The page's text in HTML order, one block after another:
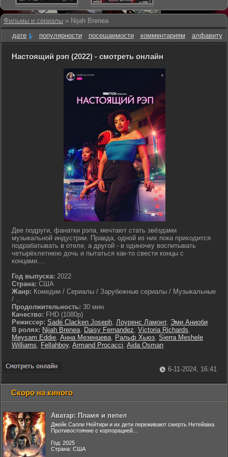
Фильмы и сериалы » Nijah Brenea
дате
популярности посещаемости комментариям алфавиту
Настоящий рэп (2022) - смотреть онлайн
Две подруги, фанатки рэпа, мечтают стать звёздами
музыкальной индустрии. Правда, одной из них пока приходится
подрабатывать в отеле, а другой - в одиночку воспитывать
четырёхлетнюю дочь и пытаться как-то свести концы с
концами....
Год выпуска: 2022
Страна: США
Жанр: Комедии / Сериалы / Зарубежные сериалы / Музыкальные
/ ..
Продолжительность: 30 мин
Качество: FHD (1080p)
Режиссер: Sadé Clacken Joseph, Лоуренс Ламонт, Эми Аниоби
В ролях: Nijah Brenea, Daisy Fernandez, Victoria Richards,
Meysam Eddie, Анна Мезенцева, Ральф Хьюз, Sierra Meshele
Williams, Fellahboy, Armand Procacci, Aida Osman
6-11-2024, 16:41
Скоро на киного
Аватар: Пламя и пепел
Джейк Салли Нейтири и их дети переживают смерть Нетейама
Противостояние с корпорацией...
Год: 2025
Страна: США